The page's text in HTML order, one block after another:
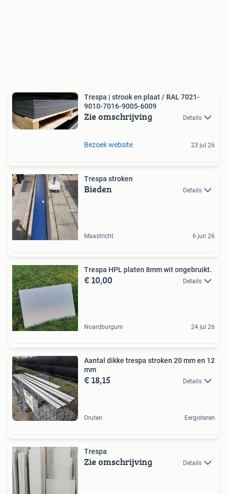
Trespa | strook en plaat / RAL 7021-
9010-7016-9005-6009
Zie omschrijving Details
Bezoek website 23 jul 26
Trespa stroken
Bieden Details
Maastricht 6 jun 26
Trespa HPL platen 8mm wit ongebruikt.
€ 10,00 Details
Noardburgum 24 jul 26
Aantal dikke trespa stroken 20 mm en 12
mm
€ 18,15 Details
Druten Eergisteren
Trespa
Zie omschrijving Details